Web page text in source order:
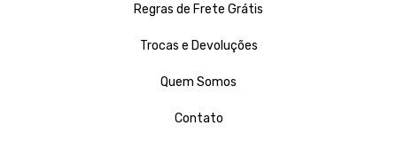
Regras de Frete Grátis
Trocas e Devoluções
Quem Somos
Contato